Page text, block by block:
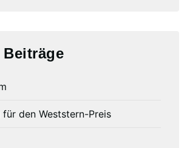
Beiträge
den Weststern-Preis